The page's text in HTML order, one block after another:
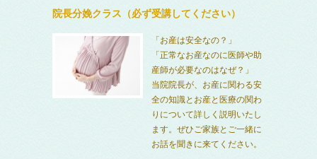
院長分娩クラス（必ず受講してください）
「お産は安全なの？」
「正常なお産なのに医師や助
産師が必要なのはなぜ？」
当院院長が、お産に関わる安
全の知識とお産と医療の関わ
りについて詳しく説明いたし
ます。ぜひご家族とご一緒に
お話を聞きに来てください。